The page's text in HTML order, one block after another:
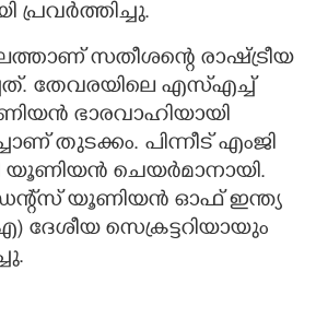
പ്രവർത്തിച്ചു.
സതീശന്റെ രാഷ്ട്രീയ
തേവരയിലെ എസ്എച്ച്
ഭാരവാഹിയായി
തുടക്കം. പിന്നീട് എംജി
യൂണിയൻ ചെയർമാനായി.
യൂണിയൻ ഓഫ് ഇന്ത്യ
സെക്രട്ടറിയായും